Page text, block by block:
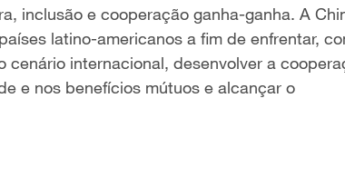
inclusão e cooperação ganha-ganha. A
latino-americanos a fim de enfrentar,
internacional, desenvolver a
e nos benefícios mútuos e alcançar o